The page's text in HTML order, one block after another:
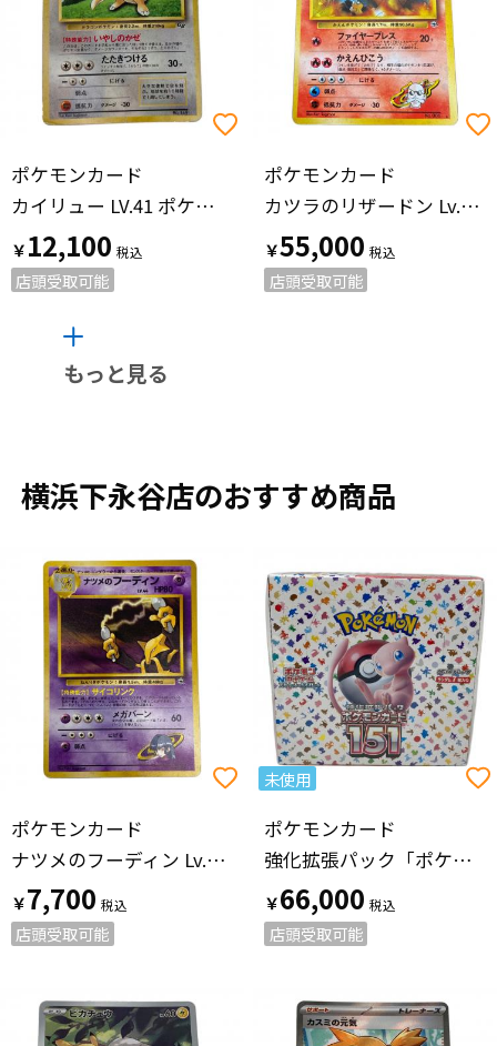
ポケモンカード
カイリュー LV.41 ポケモンカード 旧裏面
￥12,100
店頭受取可能
ポケモンカード
カツラのリザードン Lv.50 ポケモンカード ★ @ Π 旧裏面
￥55,000
店頭受取可能
もっと見る
横浜下永谷店のおすすめ商品
ポケモンカード
ナツメのフーディン Lv.44 ポケモンカード No.46 旧裏面
￥7,700
店頭受取可能
未使用
ポケモンカード
強化拡張パック「ポケモンカード151」1BOX ポケモンカード SV2a
￥66,000
店頭受取可能